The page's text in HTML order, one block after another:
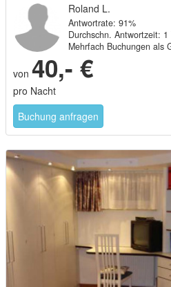
Roland L.
Antwortrate: 91%
Durchschn. Antwortzeit: 1
Mehrfach Buchungen als
von 40,- €
pro Nacht
Buchung anfragen